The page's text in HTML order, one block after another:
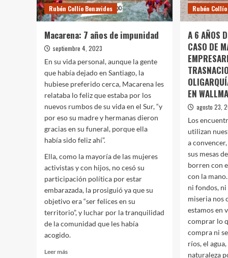
Rubén Collío Benavides
Macarena: 7 años de impunidad
septiembre 4, 2023
En su vida personal, aunque la gente
que había dejado en Santiago, la
hubiese preferido cerca, Macarena les
relataba lo feliz que estaba por los
nuevos rumbos de su vida en el Sur, “y
por eso su madre y hermanas dieron
gracias en su funeral, porque ella
había sido feliz ahí”.
Ella, como la mayoría de las mujeres
activistas y con hijos, no cesó su
participación política por estar
embarazada, la prosiguió ya que su
objetivo era “ser felices en su
territorio”, y luchar por la tranquilidad
de la comunidad que les había
acogido.
Leer másLeer
Rubén
A 6 AÑOS
CASO DE
EN
agosto 23,
Los
utilizan
a
sus mesas
borren con
con la
ni fondos, ni
miseria nos
estamos en
comprar lo
compra ni
ríos, el
naturaleza